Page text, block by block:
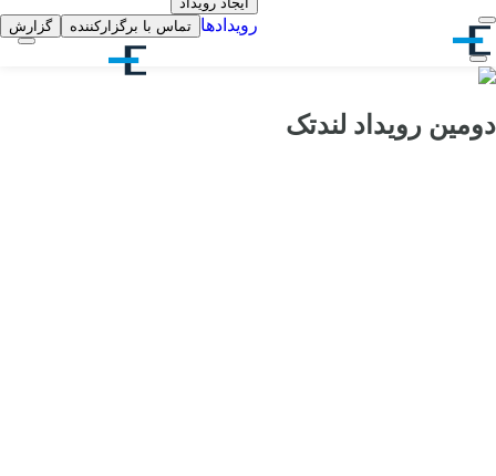
رویدادها تماس با برگزارکننده گزارش
دومین رویداد لندتک